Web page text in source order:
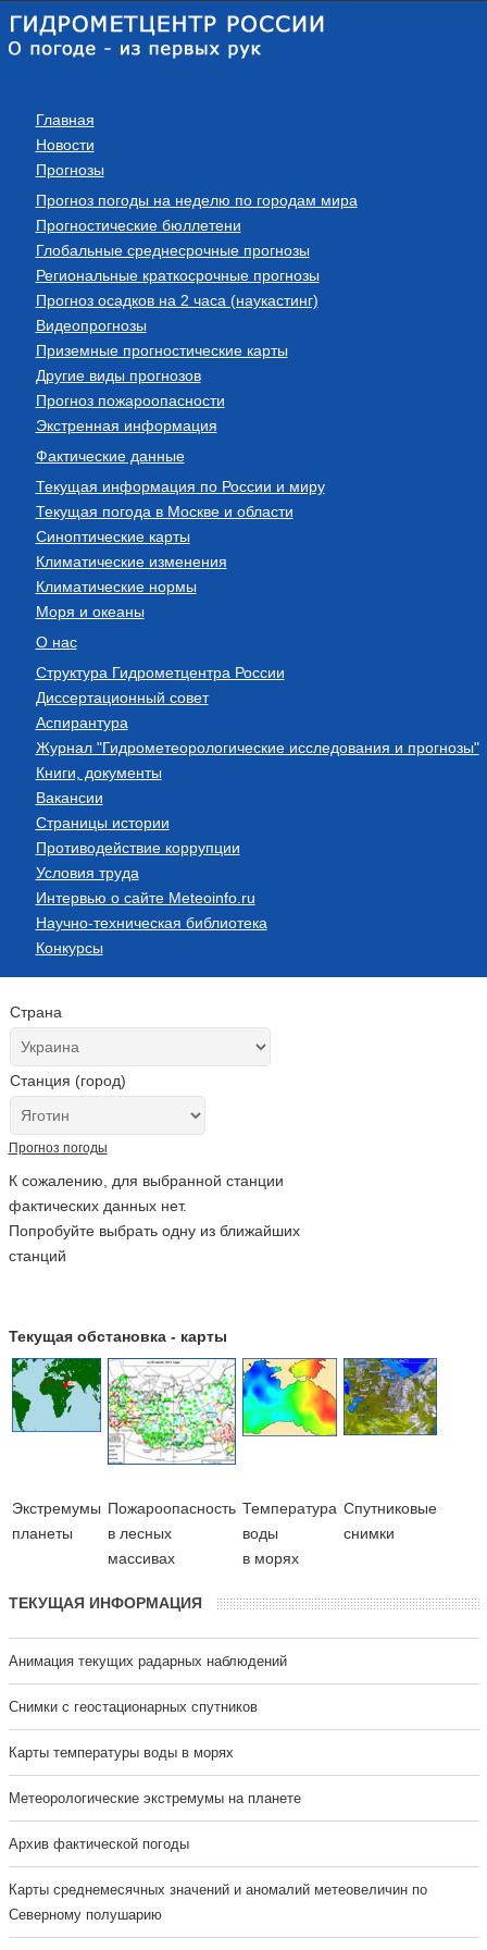
Главная
Новости
Прогнозы
Прогноз погоды на неделю по городам мира
Прогностические бюллетени
Глобальные среднесрочные прогнозы
Региональные краткосрочные прогнозы
Прогноз осадков на 2 часа (наукастинг)
Видеопрогнозы
Приземные прогностические карты
Другие виды прогнозов
Прогноз пожароопасности
Экстренная информация
Фактические данные
Текущая информация по России и миру
Текущая погода в Москве и области
Синоптические карты
Климатические изменения
Климатические нормы
Моря и океаны
О нас
Структура Гидрометцентра России
Диссертационный совет
Аспирантура
Журнал "Гидрометеорологические исследования и прогнозы"
Книги, документы
Вакансии
Страницы истории
Противодействие коррупции
Условия труда
Интервью о сайте Meteoinfo.ru
Научно-техническая библиотека
Конкурсы
Страна
Станция (город)
Прогноз погоды
К сожалению, для выбранной станции
фактических данных нет.
Попробуйте выбрать одну из ближайших
станций
Текущая обстановка - карты
Экстремумы
планеты
Пожароопасность
в лесных
массивах
Температура
воды
в морях
Cпутниковые
снимки
ТЕКУЩАЯ ИНФОРМАЦИЯ
Анимация текущих радарных наблюдений
Cнимки с геостационарных спутников
Карты температуры воды в морях
Метеорологические экстремумы на планете
Архив фактической погоды
Карты среднемесячных значений и аномалий метеовеличин по
Северному полушарию